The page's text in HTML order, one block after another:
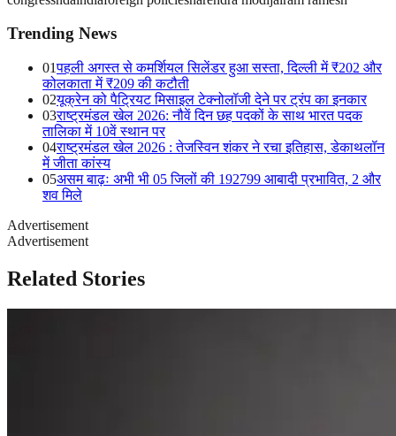
Trending News
01पहली अगस्त से कमर्शियल सिलेंडर हुआ सस्ता, दिल्ली में ₹202 और
कोलकाता में ₹209 की कटौती
02यूक्रेन को पैट्रियट मिसाइल टेक्नोलॉजी देने पर ट्रंप का इनकार
03राष्ट्रमंडल खेल 2026: नौवें दिन छह पदकों के साथ भारत पदक
तालिका में 10वें स्थान पर
04राष्ट्रमंडल खेल 2026 : तेजस्विन शंकर ने रचा इतिहास, डेकाथलॉन
में जीता कांस्य
05असम बाढ़ः अभी भी 05 जिलों की 192799 आबादी प्रभावित, 2 और
शव मिले
Advertisement
Advertisement
Related Stories